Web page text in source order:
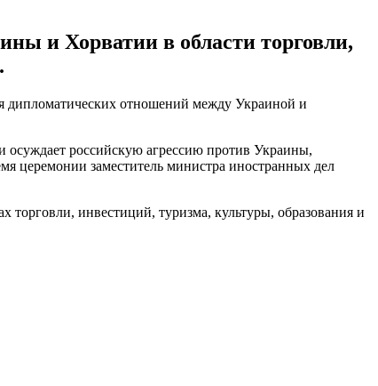
и Хорватии в области торговли,
дипломатических отношений между Украиной и
осуждает российскую агрессию против Украины,
церемонии заместитель министра иностранных дел
торговли, инвестиций, туризма, культуры, образования и